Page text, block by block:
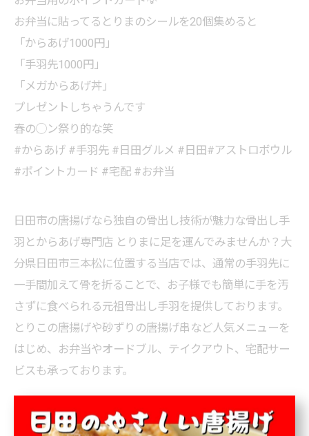
お弁当に貼ってるとりまのシールを20個集めると
「からあげ1000円」
「手羽先1000円」
「メガからあげ丼」
プレゼントしちゃうんです
春の◯ン祭り的な笑
#からあげ #手羽先 #日田グルメ #日田#アストロボウル
#ポイントカード #宅配 #お弁当
日田市の唐揚げなら独自の骨出し技術が魅力な骨出し手
羽とからあげ専門店 とりまに足を運んでみませんか？大
分県日田市三本松に位置する当店では、通常の手羽先に
一手間加えて骨を折ることで、お子様でも簡単に手を汚
さずに食べられる元祖骨出し手羽を提供しております。
とりこの唐揚げや砂ずりの唐揚げ串など人気メニューを
はじめ、お弁当やオードブル、テイクアウト、宅配サー
ビスも承っております。
日田市で妥協しない宅配サービス 日田市で温かみのある